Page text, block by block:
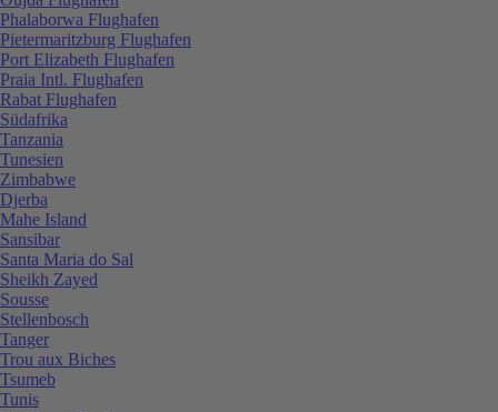
Phalaborwa Flughafen
Pietermaritzburg Flughafen
Port Elizabeth Flughafen
Praia Intl. Flughafen
Rabat Flughafen
Südafrika
Tanzania
Tunesien
Zimbabwe
Djerba
Mahe Island
Sansibar
Santa Maria do Sal
Sheikh Zayed
Sousse
Stellenbosch
Tanger
Trou aux Biches
Tsumeb
Tunis